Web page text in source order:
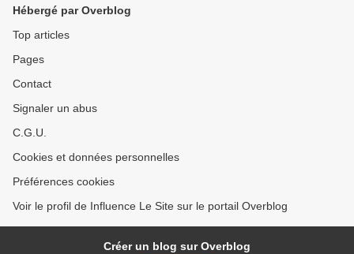
Hébergé par Overblog
Top articles
Pages
Contact
Signaler un abus
C.G.U.
Cookies et données personnelles
Préférences cookies
Voir le profil de Influence Le Site sur le portail Overblog
Créer un blog sur Overblog